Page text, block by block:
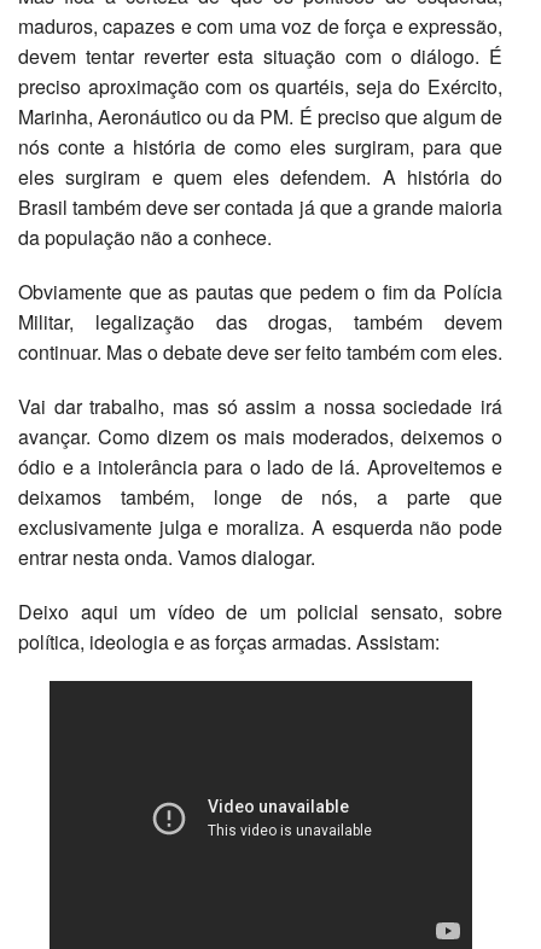
maduros, capazes e com uma voz de força e expressão,
devem tentar reverter esta situação com o diálogo. É
preciso aproximação com os quartéis, seja do Exército,
Marinha, Aeronáutico ou da PM. É preciso que algum de
nós conte a história de como eles surgiram, para que
eles surgiram e quem eles defendem. A história do
Brasil também deve ser contada já que a grande maioria
da população não a conhece.
Obviamente que as pautas que pedem o fim da Polícia
Militar, legalização das drogas, também devem
continuar. Mas o debate deve ser feito também com eles.
Vai dar trabalho, mas só assim a nossa sociedade irá
avançar. Como dizem os mais moderados, deixemos o
ódio e a intolerância para o lado de lá. Aproveitemos e
deixamos também, longe de nós, a parte que
exclusivamente julga e moraliza. A esquerda não pode
entrar nesta onda. Vamos dialogar.
Deixo aqui um vídeo de um policial sensato, sobre
política, ideologia e as forças armadas. Assistam: